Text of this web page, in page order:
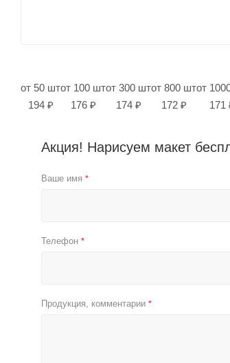
от 50 шт
194 ₽
от 100 шт
176 ₽
от 300 шт
174 ₽
от 800 шт
172 ₽
от
171
Акция! Нарисуем макет
Ваше имя *
Телефон *
Продукция, комментарии *